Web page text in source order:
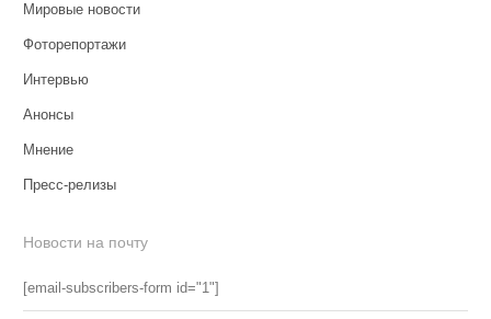
Мировые новости
Фоторепортажи
Интервью
Анонсы
Мнение
Пресс-релизы
Новости на почту
[email-subscribers-form id="1"]